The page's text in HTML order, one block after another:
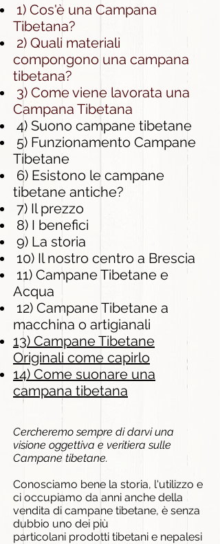
1) Cos'è una Campana
Tibetana?
2) Quali materiali
compongono una campana
tibetana?
3) Come viene lavorata una
Campana Tibetana
4) Suono campane tibetane
5) Funzionamento Campane
Tibetane
6) Esistono le campane
tibetane antiche?
7) Il prezzo
8) I benefici
9) La storia
10) Il nostro centro a Brescia
11) Campane Tibetane e
Acqua
12) Campane Tibetane a
macchina o artigianali
13) Campane Tibetane
Originali come capirlo
14) Come suonare una
campana tibetana
Cercheremo sempre di darvi una
visione oggettiva e veritiera sulle
Campane tibetane.
Conosciamo bene la storia, l'utilizzo e
ci occupiamo da anni anche della
vendita di campane tibetane, è senza
dubbio uno dei più
particolani prodotti tibetani e nepalesi